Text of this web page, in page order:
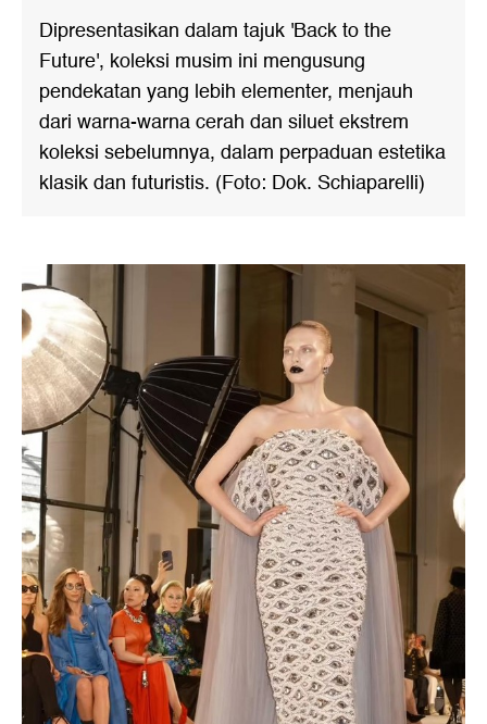
Dipresentasikan dalam tajuk 'Back to the
Future', koleksi musim ini mengusung
pendekatan yang lebih elementer, menjauh
dari warna-warna cerah dan siluet ekstrem
koleksi sebelumnya, dalam perpaduan estetika
klasik dan futuristis. (Foto: Dok. Schiaparelli)